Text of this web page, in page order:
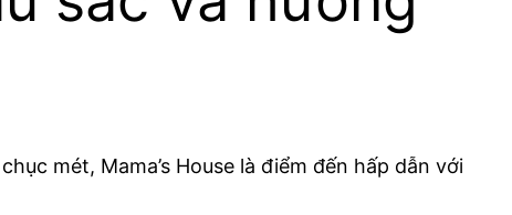
mét, Mama’s House là điểm đến hấp dẫn với